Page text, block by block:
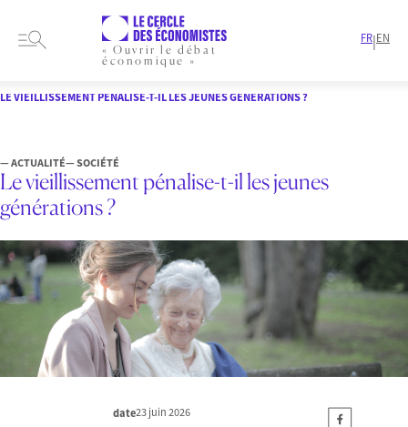
« Ouvrir le débat
économique »
FR|EN
LE VIEILLISSEMENT PÉNALISE-T-IL LES JEUNES GÉNÉRATIONS ?
— ACTUALITÉ— SOCIÉTÉ
Le vieillissement pénalise-t-il les jeunes
générations ?
date23 juin 2026